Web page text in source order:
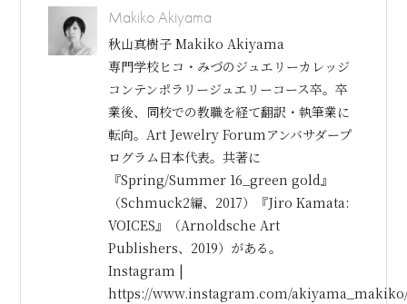
Makiko Akiyama
秋山真樹子 Makiko Akiyama
専門学校ヒコ・みづのジュエリーカレッジ
コンテンポラリージュエリーコース卒。卒
業後、同校での教職を経て翻訳・執筆業に
転向。Art Jewelry Forumアンバサダープ
ログラム日本代表。共著に
『Spring/Summer 16_green gold』
（Schmuck2編、2017）『Jiro Kamata:
VOICES』（Arnoldsche Art
Publishers、2019）がある。
Instagram |
https://www.instagram.com/